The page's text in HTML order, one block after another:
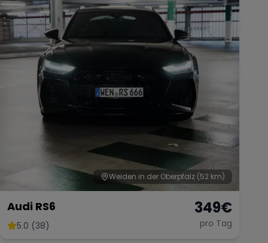
Weiden in der Oberpfalz (52 km)
Audi RS6
5.0 (38)
349€
pro Tag